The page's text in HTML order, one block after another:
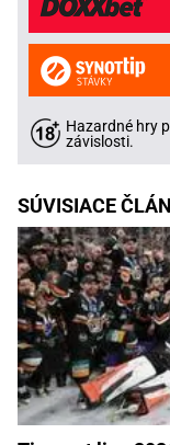
Hazardné hry
závislosti.
SÚVISIACE